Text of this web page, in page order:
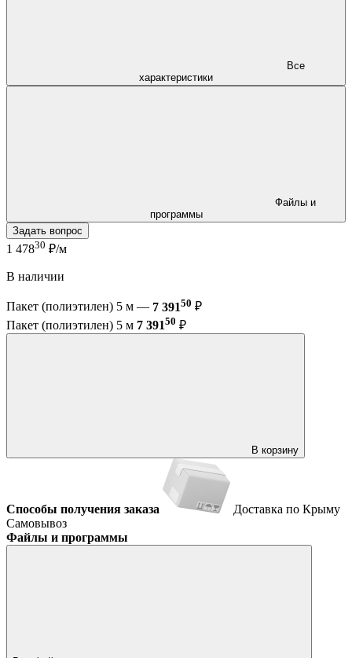
характеристики
программы
Задать вопрос
1 47830 ₽/м
В наличии
Пакет (полиэтилен) 5 м — 7 39150 ₽
Пакет (полиэтилен) 5 м 7 39150 ₽
В корзину
Способы получения заказа
Доставка по Крыму
Самовывоз
Файлы и программы